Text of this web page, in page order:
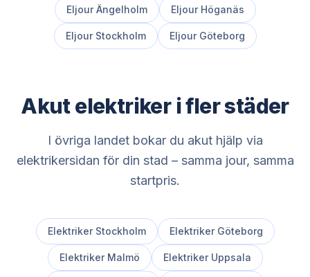
EljourÄngelholm Eljour Höganäs
Eljour Stockholm Eljour Göteborg
Akut elektriker i fler städer
I övriga landet bokar du akut hjälp via
elektrikersidan för din stad – samma jour, samma
startpris.
Elektriker Stockholm Elektriker Göteborg
Elektriker Malmö Elektriker Uppsala